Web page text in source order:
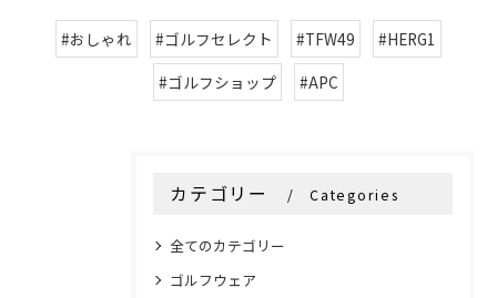
#おしゃれ #ゴルフセレクト #TFW49
#HERG1
#ゴルフショップ
#APC
カテゴリー Categories
全てのカテゴリー
ゴルフウェア